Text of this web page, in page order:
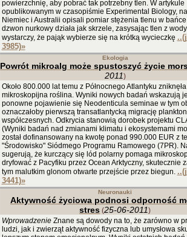
powierzchnię, aby pobrać tak potrzebny tlen. W artykule
opublikowanym w czasopiśmie Experimental Biology,
Niemiec i Australii opisali pomiar stężenia tlenu w
dzwon nurkowy działa jak skrzele, zasysając tlen z
wystarczy, że pająk wybierze się na krótką wycieczkę
3985)»
Ekologia
Powrót mikroalg może spustoszyć życie
2011)
Około 800.000 lat temu z Północnego Atlantyku zniknęła
mikroskopijna roślina. Wyniki nowych badań wskazują
ponowne pojawienie się Neodenticula seminae w tym
oznaczałoby pierwszą transatlantycką migrację
współczesnych. Odkrycia stanowią dorobek projektu
(Wyniki badań nad zmianami klimatu i ekosystemami
został dofinansowany na kwotę ponad 990.000 EUR z
"Środowisko" Siódmego Programu Ramowego (7PR).
sugerują, że kurczący się lód polarny pomaga
dryfować z Pacyfiku przez Ocean Arktyczny, skutecznie
tym malutkim glonom otwarte przejście przez biegun.
3441)»
Neuronauki
Aktywność życiowa podnosi odporność
stres (25-06-2011)
WprowadzenieZnane są dowody na to, że zarówno w
ludzi, jak i zwierząt aktywność fizyczna lub umysłowa